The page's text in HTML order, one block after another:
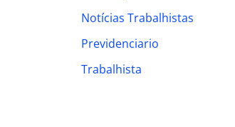
r
:
Notícias Trabalhistas
Previdenciario
Trabalhista